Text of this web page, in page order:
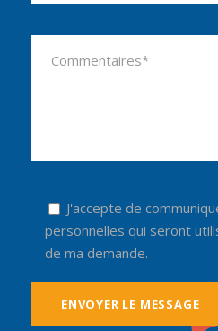
J'accepte de
personnelles qui seront
de ma demande.